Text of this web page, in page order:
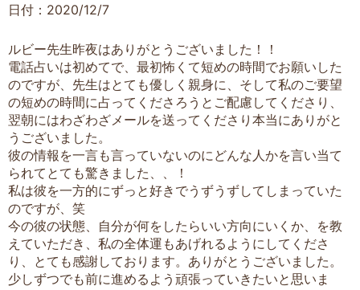
日付：2020/12/7
ルビー先生昨夜はありがとうございました！！
電話占いは初めてで、最初怖くて短めの時間でお願いした
のですが、先生はとても優しく親身に、そして私のご要望
の短めの時間に占ってくださろうとご配慮してくださり、
翌朝にはわざわざメールを送ってくださり本当にありがと
うございました。
彼の情報を一言も言っていないのにどんな人かを言い当て
られてとても驚きました、、！
私は彼を一方的にずっと好きでうずうずしてしまっていた
のですが、笑
今の彼の状態、自分が何をしたらいい方向にいくか、を教
えていただき、私の全体運もあげれるようにしてくださ
り、とても感謝しております。ありがとうございました。
少しずつでも前に進めるよう頑張っていきたいと思いま